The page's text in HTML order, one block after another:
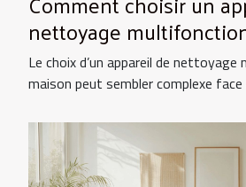
nettoyage
maison ?
Le choix d’un appareil de
maison peut sembler complexe face